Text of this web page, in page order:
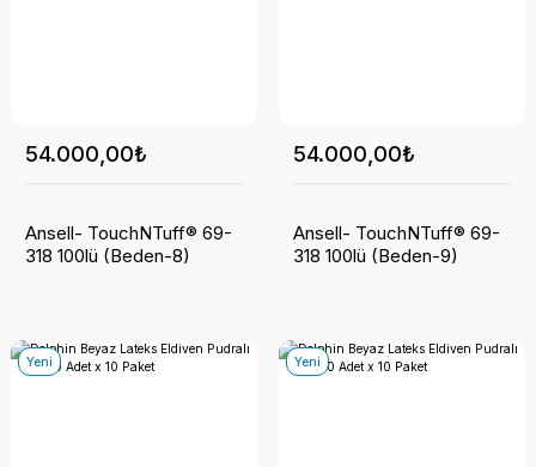
54.000,00₺
Ansell- TouchNTuff® 69-
318 100lü (Beden-8)
54.000,00₺
Ansell- TouchNTuff® 69-
318 100lü (Beden-9)
Yeni Yeni